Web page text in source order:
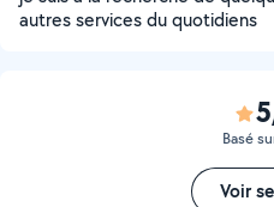
autres services du quotidiens
Basé
Voir